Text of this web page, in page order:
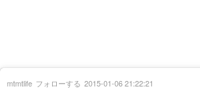
mtmtlife フォローする 2015-01-06 21:22:21